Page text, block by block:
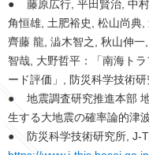
● 藤原広行, 平田賢治, 中
角恒雄, 土肥裕史, 松山尚典,
齊藤 龍, 澁木智之, 秋山伸
智哉, 大野哲平：「南海ト
ード評価」, 防災科学技術
● 地震調査研究推進本部
生する大地震の確率論的津
● 防災科学技術研究所, J-